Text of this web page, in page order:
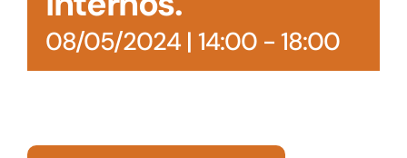
08/05/2024 | 14:00- 18:00